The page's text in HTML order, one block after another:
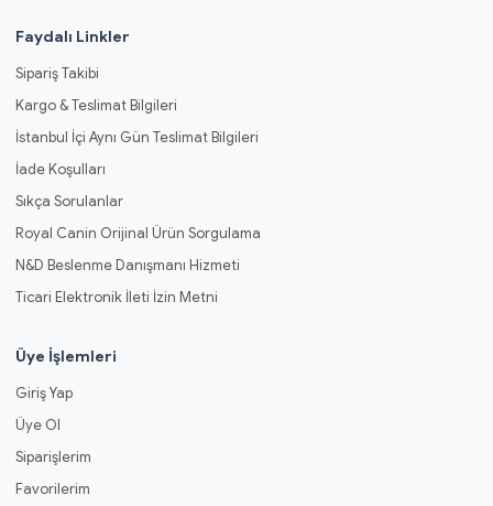
Faydalı Linkler
Sipariş Takibi
Kargo & Teslimat Bilgileri
İstanbul İçi Aynı Gün Teslimat Bilgileri
İade Koşulları
Sıkça Sorulanlar
Royal Canin Orijinal Ürün Sorgulama
N&D Beslenme Danışmanı Hizmeti
Ticari Elektronik İleti İzin Metni
Üye İşlemleri
Giriş Yap
Üye Ol
Siparişlerim
Favorilerim